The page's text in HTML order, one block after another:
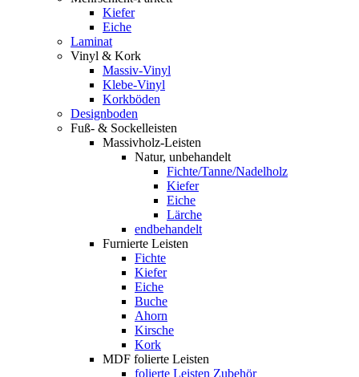
Kiefer
Eiche
Laminat
Vinyl & Kork
Massiv-Vinyl
Klebe-Vinyl
Korkböden
Designboden
Fuß- & Sockelleisten
Massivholz-Leisten
Natur, unbehandelt
Fichte/Tanne/Nadelholz
Kiefer
Eiche
Lärche
endbehandelt
Furnierte Leisten
Fichte
Kiefer
Eiche
Buche
Ahorn
Kirsche
Kork
MDF folierte Leisten
folierte Leisten Zubehör